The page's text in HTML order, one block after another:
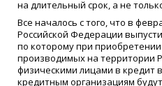
на длительный срок, а не
Все началось с того, что в
Российской Федерации
по которому при
производимых на территории
физическими лицами в кредит в
кредитным организациям